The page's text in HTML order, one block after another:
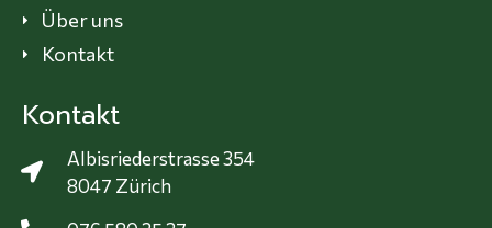
Über uns
Kontakt
Kontakt
Albisriederstrasse 354
8047 Zürich